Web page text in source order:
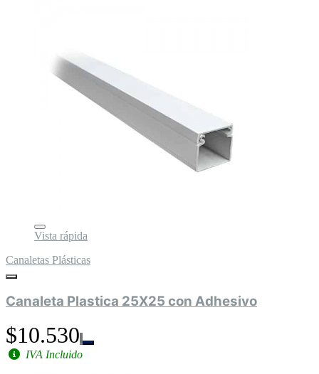
Vista rápida
Canaletas Plásticas
Canaleta Plastica 25X25 con Adhesivo
$10.530
IVA Incluido